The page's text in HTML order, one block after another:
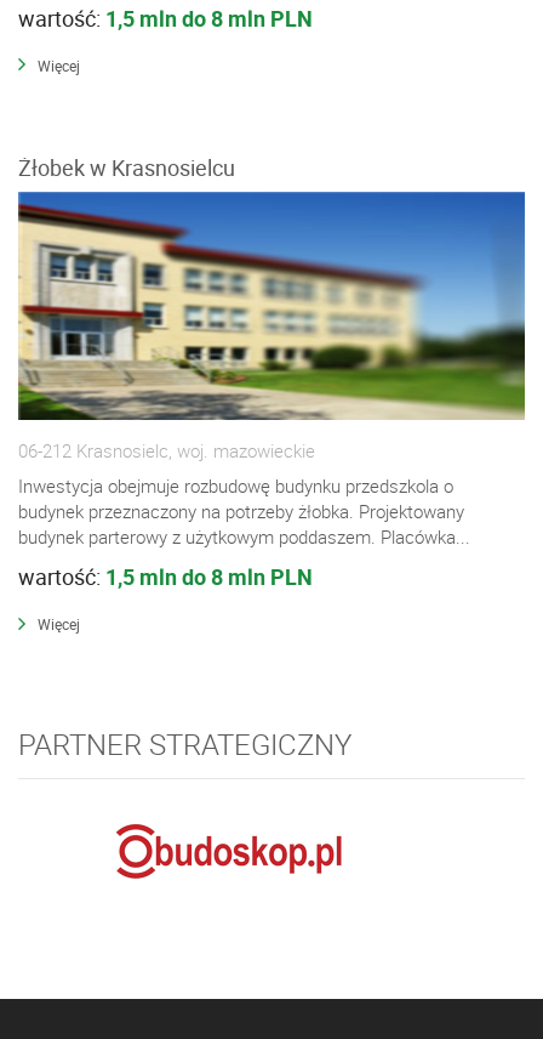
wartość: 1,5 mln do 8 mln PLN
Więcej
Żłobek w Krasnosielcu
06-212 Krasnosielc, woj. mazowieckie
Inwestycja obejmuje rozbudowę budynku przedszkola o
budynek przeznaczony na potrzeby żłobka. Projektowany
budynek parterowy z użytkowym poddaszem. Placówka...
wartość: 1,5 mln do 8 mln PLN
Więcej
PARTNER STRATEGICZNY